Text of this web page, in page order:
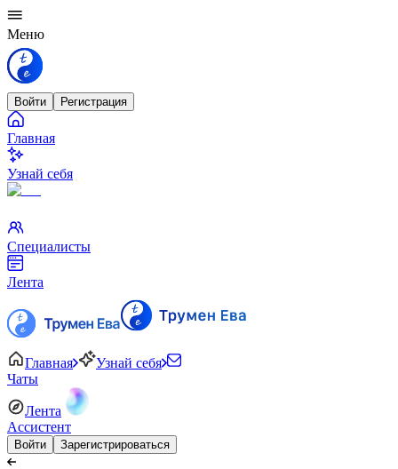
Меню
Войти Регистрация
Главная
Узнай себя
Специалисты
Лента
Главная
Узнай себя
Чаты
Лента
Ассистент
Войти Зарегистрироваться